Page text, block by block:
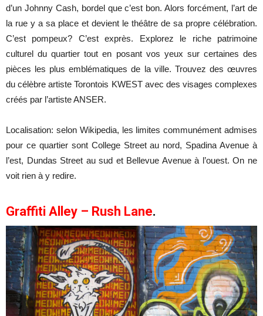
d’un Johnny Cash, bordel que c’est bon. Alors forcément, l’art de
la rue y a sa place et devient le théâtre de sa propre célébration.
C’est pompeux? C’est exprès. Explorez le riche patrimoine
culturel du quartier tout en posant vos yeux sur certaines des
pièces les plus emblématiques de la ville. Trouvez des œuvres
du célèbre artiste Torontois KWEST avec des visages complexes
créés par l’artiste ANSER.
Localisation: selon Wikipedia, les limites communément admises
pour ce quartier sont College Street au nord, Spadina Avenue à
l’est, Dundas Street au sud et Bellevue Avenue à l’ouest. On ne
voit rien à y redire.
Graffiti Alley – Rush Lane.